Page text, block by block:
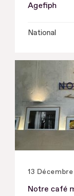
Agefiph
National
13
Notre café